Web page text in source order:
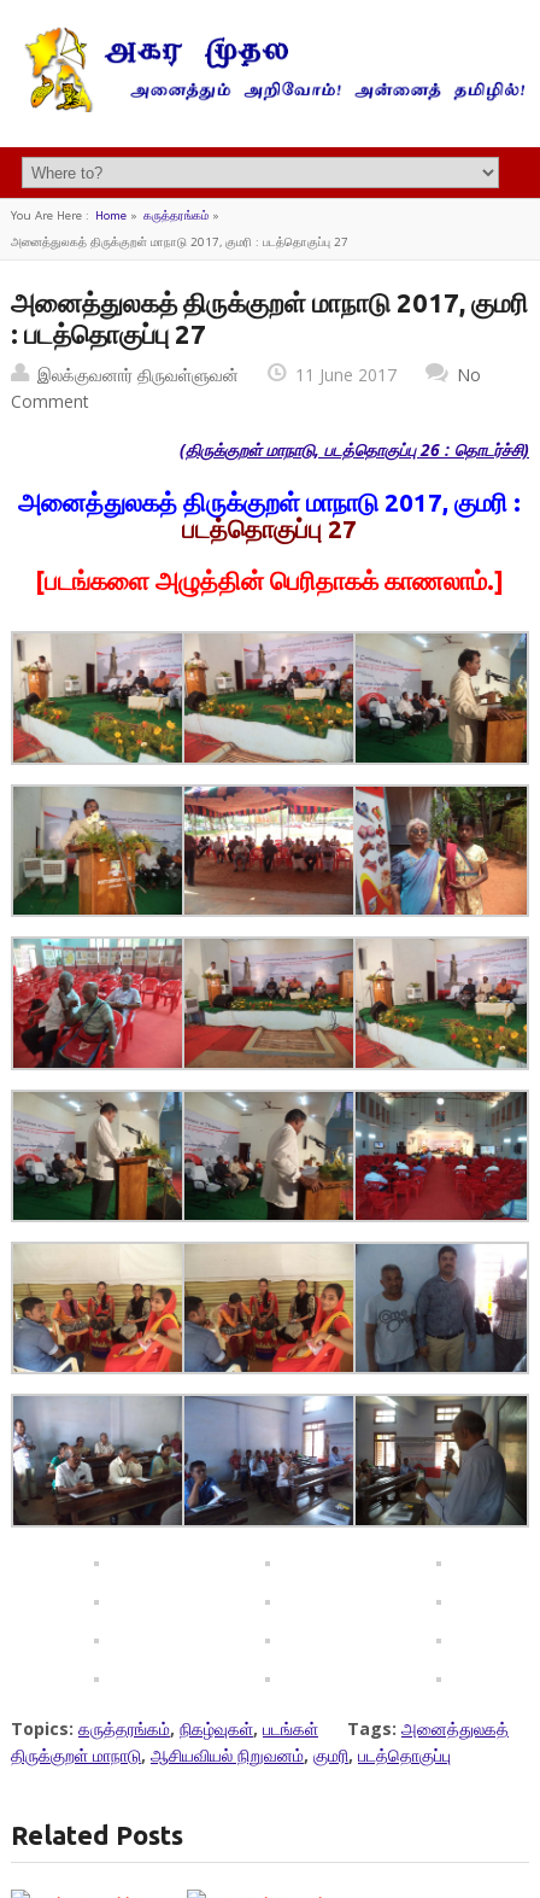
You Are Here : Home» கருத்தரங்கம்»
அனைத்துலகத் திருக்குறள் மாநாடு 2017, குமரி : படத்தொகுப்பு 27
அனைத்துலகத் திருக்குறள் மாநாடு 2017, குமரி
: படத்தொகுப்பு 27
இலக்குவனார் திருவள்ளுவன் 11 June 2017
No
Comment
(திருக்குறள் மாநாடு, படத்தொகுப்பு 26 : தொடர்ச்சி)
அனைத்துலகத் திருக்குறள் மாநாடு 2017, குமரி :
படத்தொகுப்பு 27
[படங்களை அழுத்தின் பெரிதாகக் காணலாம்.]
Topics: கருத்தரங்கம், நிகழ்வுகள், படங்கள் Tags: அனைத்துலகத்
திருக்குறள் மாநாடு, ஆசியவியல் நிறுவனம், குமரி, படத்தொகுப்பு
Related Posts